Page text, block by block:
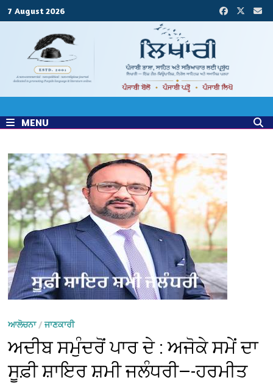
7 August 2026
MENU
ਆਲੋਚਨਾ/ਜਾਣਕਾਰੀ
ਅਦੀਬ ਸਮੁੰਦਰੋਂ ਪਾਰ ਦੇ : ਅਜੋਕੇ ਸਮੇਂ ਦਾ
ਸੂਫ਼ੀ ਸ਼ਾਇਰ ਸ਼ਮੀ ਜਲੰਧਰੀ—-ਹਰਮੀਤ